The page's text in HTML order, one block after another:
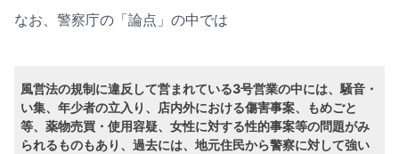
なお、警察庁の「論点」の中では
風営法の規制に違反して営まれている3号営業の中には、騒音・
い集、年少者の立入り、店内外における傷害事案、もめごと
等、薬物売買・使用容疑、女性に対する性的事案等の問題がみ
られるものもあり、過去には、地元住民から警察に対して強い